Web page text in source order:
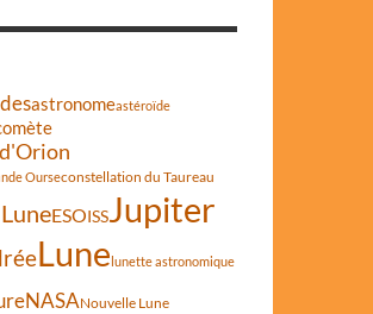
astronomeastéroïde
Ourseconstellation du Taureau
ESOISSJupiter
Lunelunette astronomique
NASANouvelle Lune